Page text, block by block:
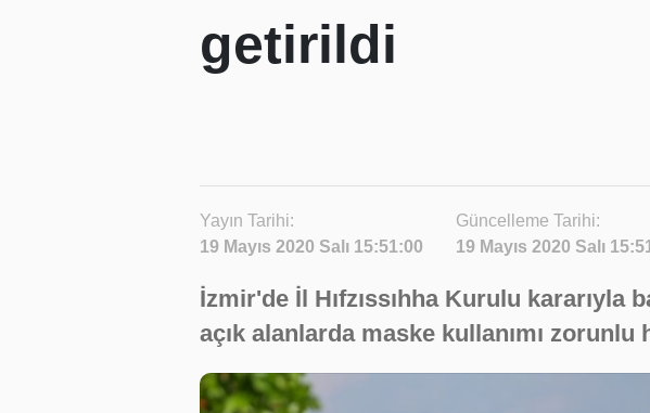
getirildi
Yayın Tarihi:
19 Mayıs 2020 Salı 15:51:00
Güncelleme Tarihi:
19 Mayıs 2020 Salı
İzmir'de İl Hıfzıssıhha Kurulu kararıyla
açık alanlarda maske kullanımı zorunlu